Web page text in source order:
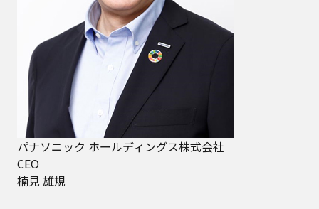
パナソニック ホールディングス株式会社
CEO
楠見 雄規